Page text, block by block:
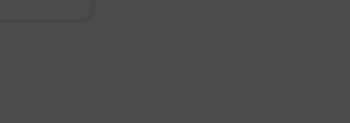
をしなかった